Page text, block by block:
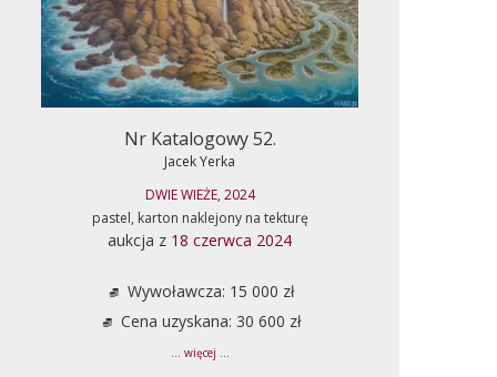
Nr Katalogowy 52.
Jacek Yerka
DWIE WIEŻE, 2024
pastel, karton naklejony na tekturę
aukcja z 18 czerwca 2024
Wywoławcza: 15 000 zł
Cena uzyskana: 30 600 zł
... więcej ...